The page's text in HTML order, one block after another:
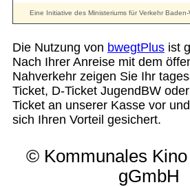
Die Nutzung von bwegtPlus ist
Nach Ihrer Anreise mit dem
Nahverkehr zeigen Sie Ihr
Ticket, D-Ticket JugendBW
Ticket an unserer Kasse vor
sich Ihren Vorteil gesichert.
© Kommunales
gGmbH